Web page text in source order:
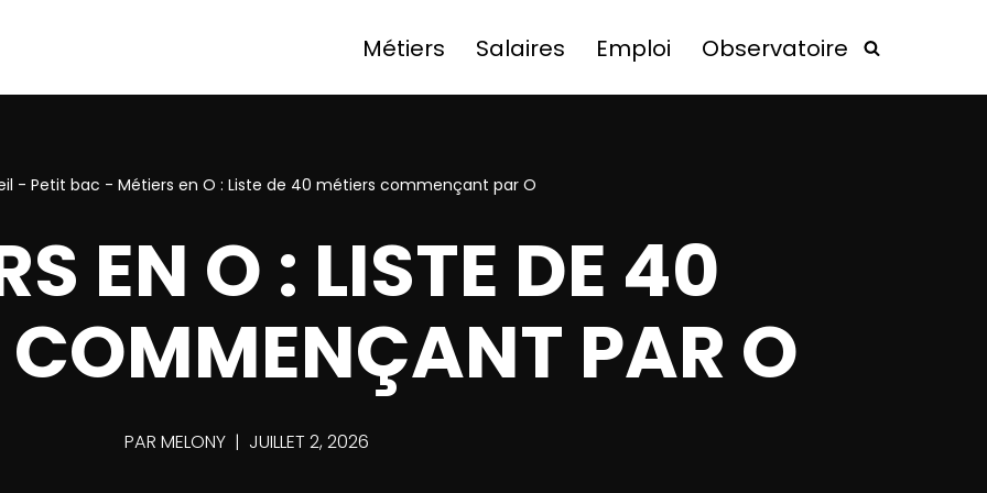
Métiers Salaires Emploi Observatoire
- Petit bac - Métiers en O : Liste de 40 métiers commençant par O
EN O : LISTE DE 40
COMMENÇANT PAR O
PAR MELONY JUILLET 2, 2026